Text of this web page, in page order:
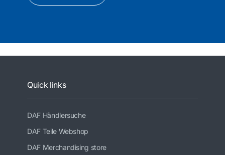
Quick links
DAF Händlersuche
DAF Teile Webshop
DAF Merchandising store